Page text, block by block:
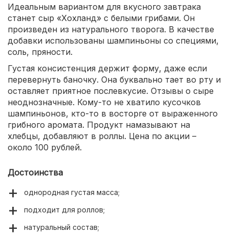
Идеальным вариантом для вкусного завтрака
станет сыр «Хохланд» с белыми грибами. Он
произведен из натурального творога. В качестве
добавки использованы шампиньоны со специями,
соль, пряности.
Густая консистенция держит форму, даже если
перевернуть баночку. Она буквально тает во рту и
оставляет приятное послевкусие. Отзывы о сыре
неоднозначные. Кому-то не хватило кусочков
шампиньонов, кто-то в восторге от выраженного
грибного аромата. Продукт намазывают на
хлебцы, добавляют в роллы. Цена по акции –
около 100 рублей.
Достоинства
однородная густая масса;
подходит для роллов;
натуральный состав;